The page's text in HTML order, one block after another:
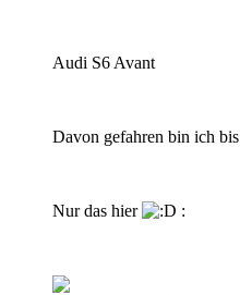
Audi S6 Avant
Davon gefahren bin ich
Nur das hier :